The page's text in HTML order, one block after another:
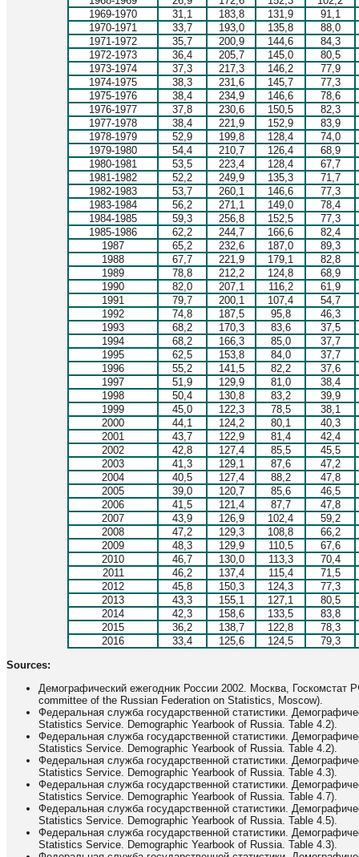
1969-1970
31,1 183,8 131,9
91,1
1970-1971
33,7 193,0 135,8
88,0
1971-1972
35,7 200,9 144,6
84,3
1972-1973
36,4 205,7 145,0
80,5
1973-1974
37,3 217,3 146,2
77,9
1974-1975
38,3 231,6 145,7
77,3
1975-1976
38,4 234,9 146,6
78,6
1976-1977
37,8 230,6 150,5
82,3
1977-1978
38,4 221,9 152,9
83,9
1978-1979
52,9 199,8 128,4
74,0
1979-1980
54,4 210,7 126,4
68,9
1980-1981
53,5 223,4 128,4
67,7
1981-1982
52,2 249,9 135,3
71,7
1982-1983
53,7 260,1 146,6
77,3
1983-1984
56,2 271,1 149,0
78,4
1984-1985
59,3 256,8 152,5
77,3
1985-1986
62,2 244,7 166,6
82,4
1987
65,2 232,6 187,0
89,3
1988
67,7 221,9 179,1
82,8
1989
78,8 212,2 124,8
68,9
1990
82,0 207,1 116,2
61,9
1991
79,7 200,1 107,4
54,7
1992
74,8 187,5 95,8
46,3
1993
68,2 170,3 83,6
37,5
1994
68,2 166,3 85,0
37,7
1995
62,5 153,8 84,0
37,7
1996
55,2 141,5 82,2
37,6
1997
51,9 129,9 81,0
38,4
1998
50,4 130,8 83,2
39,9
1999
45,0 122,3 78,5
38,1
2000
44,1 124,2 80,1
40,3
2001
43,7 122,9 81,4
42,4
2002
42,8 127,4 85,5
45,5
2003
41,3 129,1 87,6
47,2
2004
40,5 127,4 88,2
47,8
2005
39,0 120,7 85,6
46,5
2006
41,5 121,4 87,7
47,8
2007
43,9 126,9 102,4
59,2
2008
47,2 129,3 108,8
66,2
2009
48,3 129,9 110,5
67,6
2010
46,7 130,0 113,3
70,4
2011
46,2 137,4 115,4
71,5
2012
45,8 150,3 124,3
77,3
2013
43,3 155,1 127,1
80,5
2014
42,3 158,6 133,5
83,8
2015
36,2 138,7 122,8
78,3
2016
33,4 125,6 124,5 79,3
Sources:
Демографический ежегодник России 2002. Москва, Госкомстат
committee of the Russian Federation on Statistics, Moscow).
Федеральная служба государственной статистики.
Statistics Service. Demographic Yearbook of Russia. Table 4.2).
Федеральная служба государственной статистики.
Statistics Service. Demographic Yearbook of Russia. Table 4.2).
Федеральная служба государственной статистики.
Statistics Service. Demographic Yearbook of Russia. Table 4.3).
Федеральная служба государственной статистики.
Statistics Service. Demographic Yearbook of Russia. Table 4.7).
Федеральная служба государственной статистики.
Statistics Service. Demographic Yearbook of Russia. Table 4.5).
Федеральная служба государственной статистики.
Statistics Service. Demographic Yearbook of Russia. Table 4.3).